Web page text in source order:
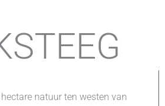
natuur ten westen van